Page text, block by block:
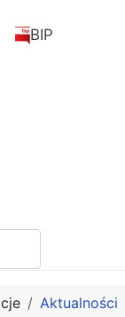
BIP
Aktualności